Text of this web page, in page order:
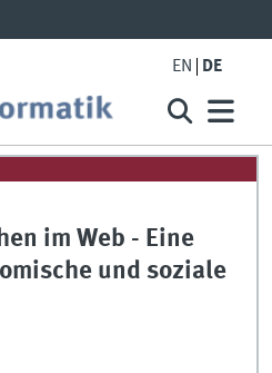
EN DE
im Web - Eine
und soziale